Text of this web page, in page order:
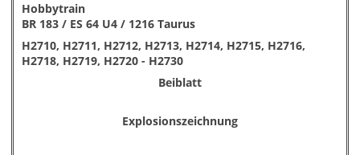
Hobbytrain
BR 183 / ES 64 U4 / 1216 Taurus
H2710, H2711, H2712, H2713, H2714, H2715, H2716,
H2718, H2719, H2720 - H2730
Beiblatt
Explosionszeichnung